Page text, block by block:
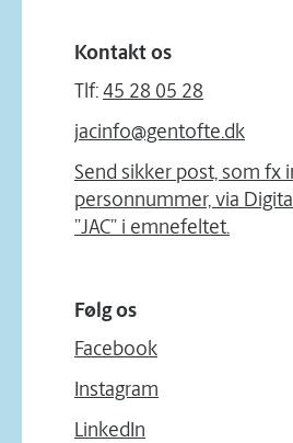
Kontakt os
Tlf: 45 28 05 28
jacinfo@gentofte.dk
Send sikker post, som fx
personnummer, via
”JAC” i emnefeltet.
Følg os
Facebook
Instagram
LinkedIn